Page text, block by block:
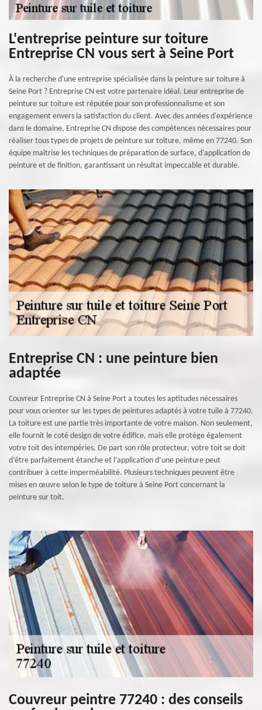
L'entreprise peinture sur toiture
Entreprise CN vous sert à Seine Port
À la recherche d'une entreprise spécialisée dans la peinture sur toiture à
Seine Port ? Entreprise CN est votre partenaire idéal. Leur entreprise de
peinture sur toiture est réputée pour son professionnalisme et son
engagement envers la satisfaction du client. Avec des années d'expérience
dans le domaine, Entreprise CN dispose des compétences nécessaires pour
réaliser tous types de projets de peinture sur toiture, même en 77240. Son
équipe maîtrise les techniques de préparation de surface, d'application de
peinture et de finition, garantissant un résultat impeccable et durable.
Entreprise CN : une peinture bien
adaptée
Couvreur Entreprise CN à Seine Port a toutes les aptitudes nécessaires
pour vous orienter sur les types de peintures adaptés à votre tuile à 77240.
La toiture est une partie très importante de votre maison. Non seulement,
elle fournit le coté design de votre édifice, mais elle protège également
votre toit des intempéries. De part son rôle protecteur, votre toit se doit
d’être parfaitement étanche et l’application d’une peinture peut
contribuer à cette imperméabilité. Plusieurs techniques peuvent être
mises en œuvre selon le type de toiture à Seine Port concernant la
peinture sur toit.
Couvreur peintre 77240 : des conseils